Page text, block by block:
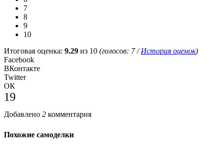
7
8
9
10
Итоговая оценка: 9.29 из 10 (голосов: 7/История оценок)
Facebook
ВКонтакте
Twitter
ОК
19
Добавлено 2 комментария
Похожие самоделки